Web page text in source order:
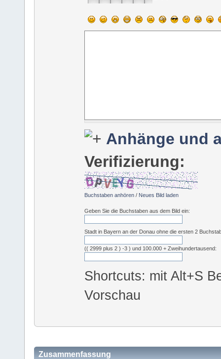
Anhänge und
Verifizierung:
Buchstaben anhören / Neues Bild laden
Geben Sie die Buchstaben aus dem Bild ein:
Stadt in Bayern an der Donau ohne die ersten 2
(( 2999 plus 2 ) -3 ) und 100.000 + Zweihundertausend:
Shortcuts: mit Alt+S
Vorschau
Zusammenfassung